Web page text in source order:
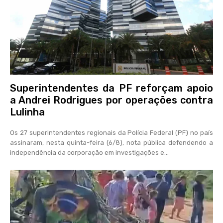
Superintendentes da PF reforçam apoio
a Andrei Rodrigues por operações contra
Lulinha
Os 27 superintendentes regionais da Polícia Federal (PF) no país
assinaram, nesta quinta-feira (6/8), nota pública defendendo a
independência da corporação em investigações e...